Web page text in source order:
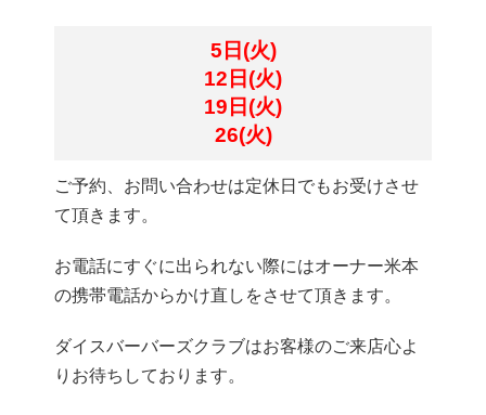
5日(火)
12日(火)
19日(火)
26(火)
ご予約、お問い合わせは定休日でもお受けさせ
て頂きます。
お電話にすぐに出られない際にはオーナー米本
の携帯電話からかけ直しをさせて頂きます。
ダイスバーバーズクラブはお客様のご来店心よ
りお待ちしております。